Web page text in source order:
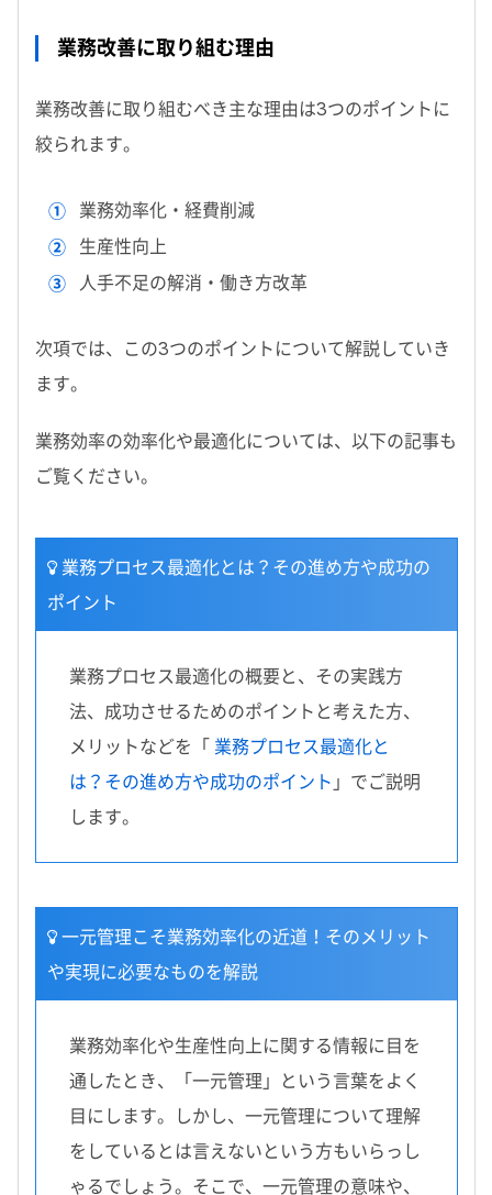
業務改善に取り組む理由
業務改善に取り組むべき主な理由は3つのポイントに
絞られます。
業務効率化・経費削減
生産性向上
人手不足の解消・働き方改革
次項では、この3つのポイントについて解説していき
ます。
業務効率の効率化や最適化については、以下の記事も
ご覧ください。
業務プロセス最適化とは？その進め方や成功の
ポイント
業務プロセス最適化の概要と、その実践方
法、成功させるためのポイントと考えた方、
メリットなどを「 業務プロセス最適化と
は？その進め方や成功のポイント 」でご説明
します。
一元管理こそ業務効率化の近道！そのメリット
や実現に必要なものを解説
業務効率化や生産性向上に関する情報に目を
通したとき、「一元管理」という言葉をよく
目にします。しかし、一元管理について理解
をしているとは言えないという方もいらっし
ゃるでしょう。そこで、一元管理の意味や、